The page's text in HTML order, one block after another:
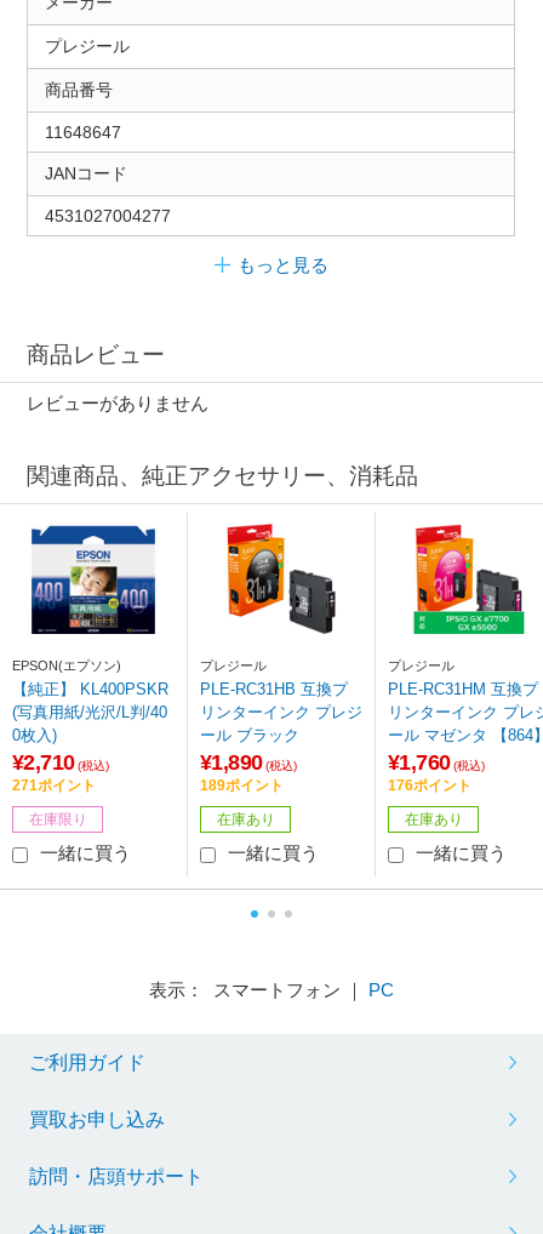
プレジール
商品番号
11648647
JANコード
4531027004277
もっと見る
商品レビュー
レビューがありません
関連商品、純正アクセサリー、消耗品
EPSON(エプソン)
【純正】 KL400PSKR
(写真用紙/光沢/L判/40
0枚入)
¥2,710 (税込)
271ポイント
在庫限り
一緒に買う
プレジール
PLE-RC31HB 互換プ
リンターインク プレジ
ール ブラック
¥1,890 (税込)
189ポイント
在庫あり
一緒に買う
プレジール
PLE-RC31HM 互換プ
リンターインク プレ
ール マゼンタ 【864
¥1,760 (税込)
176ポイント
在庫あり
一緒に買う
表示： スマートフォン ｜ PC
ご利用ガイド
買取お申し込み
訪問・店頭サポート